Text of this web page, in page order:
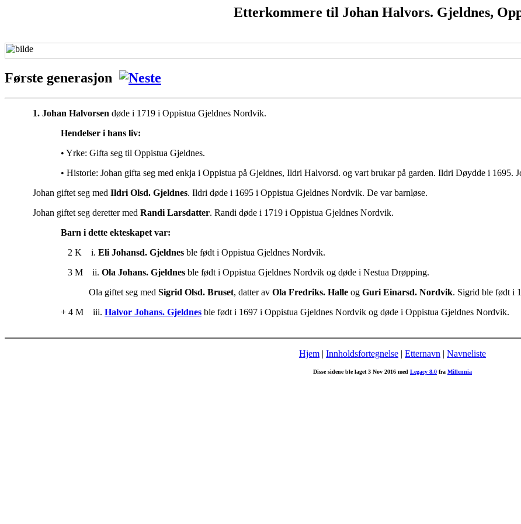
Etterkommere til Johan Halvors. Gjeldnes,
Første generasjon
1. Johan Halvorsen døde i 1719 i Oppistua Gjeldnes Nordvik.
Hendelser i hans liv:
• Yrke: Gifta seg til Oppistua Gjeldnes.
• Historie: Johan gifta seg med enkja i Oppistua på Gjeldnes, Ildri Halvorsd. og vart brukar på garden. Ildri Døydde i 1695.
Johan giftet seg med Ildri Olsd. Gjeldnes. Ildri døde i 1695 i Oppistua Gjeldnes Nordvik. De var barnløse.
Johan giftet seg deretter med Randi Larsdatter. Randi døde i 1719 i Oppistua Gjeldnes Nordvik.
Barn i dette ekteskapet var:
2 K i. Eli Johansd. Gjeldnes ble født i Oppistua Gjeldnes Nordvik.
3 M ii. Ola Johans. Gjeldnes ble født i Oppistua Gjeldnes Nordvik og døde i Nestua Drøpping.
Ola giftet seg med Sigrid Olsd. Bruset, datter av Ola Fredriks. Halle og Guri Einarsd. Nordvik. Sigrid ble født i
+ 4 M iii. Halvor Johans. Gjeldnes ble født i 1697 i Oppistua Gjeldnes Nordvik og døde i Oppistua Gjeldnes Nordvik.
Hjem | Innholdsfortegnelse | Etternavn | Navneliste
Disse sidene ble laget 3 Nov 2016 med Legacy 8.0 fra Millennia